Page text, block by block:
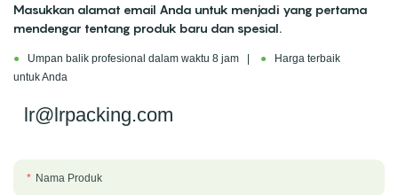
Masukkan alamat email Anda untuk menjadi yang pertama
mendengar tentang produk baru dan spesial.
● Umpan balik profesional dalam waktu 8 jam | ●
Harga terbaik
untuk Anda
lr@lrpacking.com
Nama Produk